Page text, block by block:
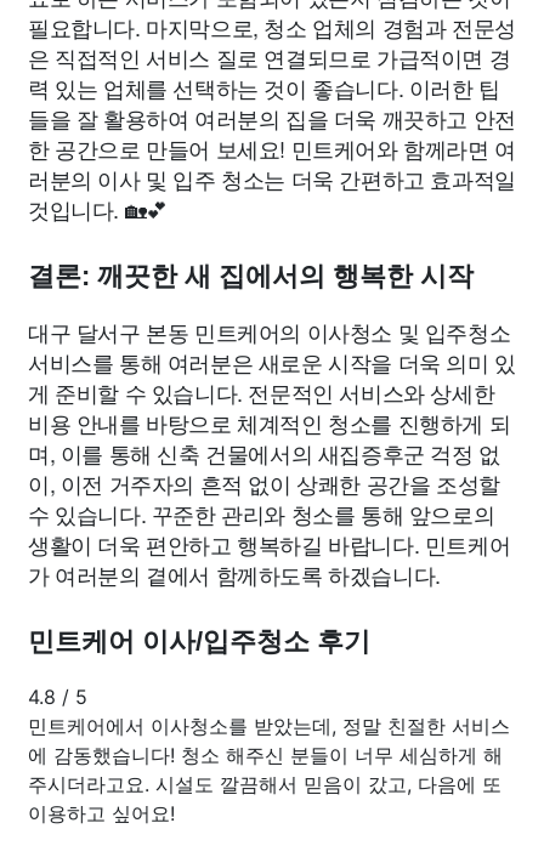
필요합니다. 마지막으로, 청소 업체의 경험과 전문성
은 직접적인 서비스 질로 연결되므로 가급적이면 경
력 있는 업체를 선택하는 것이 좋습니다. 이러한 팁
들을 잘 활용하여 여러분의 집을 더욱 깨끗하고 안전
한 공간으로 만들어 보세요! 민트케어와 함께라면 여
러분의 이사 및 입주 청소는 더욱 간편하고 효과적일
것입니다. 🏡💕
결론: 깨끗한 새 집에서의 행복한 시작
대구 달서구 본동 민트케어의 이사청소 및 입주청소
서비스를 통해 여러분은 새로운 시작을 더욱 의미 있
게 준비할 수 있습니다. 전문적인 서비스와 상세한
비용 안내를 바탕으로 체계적인 청소를 진행하게 되
며, 이를 통해 신축 건물에서의 새집증후군 걱정 없
이, 이전 거주자의 흔적 없이 상쾌한 공간을 조성할
수 있습니다. 꾸준한 관리와 청소를 통해 앞으로의
생활이 더욱 편안하고 행복하길 바랍니다. 민트케어
가 여러분의 곁에서 함께하도록 하겠습니다.
민트케어 이사/입주청소 후기
4.8 / 5
민트케어에서 이사청소를 받았는데, 정말 친절한 서비스
에 감동했습니다! 청소 해주신 분들이 너무 세심하게 해
주시더라고요. 시설도 깔끔해서 믿음이 갔고, 다음에 또
이용하고 싶어요!